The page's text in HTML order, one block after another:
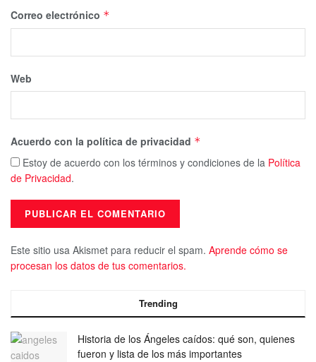
Correo electrónico *
Web
Acuerdo con la política de privacidad *
Estoy de acuerdo con los términos y condiciones de la Política
de Privacidad.
Este sitio usa Akismet para reducir el spam. Aprende cómo se
procesan los datos de tus comentarios.
Trending
Historia de los Ángeles caídos: qué son, quienes
fueron y lista de los más importantes